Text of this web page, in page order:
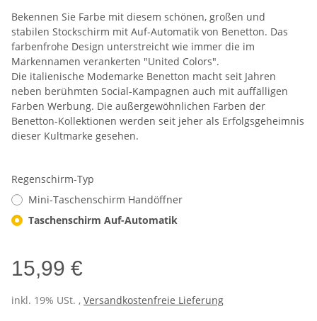
Bekennen Sie Farbe mit diesem schönen, großen und
stabilen Stockschirm mit Auf-Automatik von Benetton. Das
farbenfrohe Design unterstreicht wie immer die im
Markennamen verankerten "United Colors".
Die italienische Modemarke Benetton macht seit Jahren
neben berühmten Social-Kampagnen auch mit auffälligen
Farben Werbung. Die außergewöhnlichen Farben der
Benetton-Kollektionen werden seit jeher als Erfolgsgeheimnis
dieser Kultmarke gesehen.
Regenschirm-Typ
Mini-Taschenschirm Handöffner
Taschenschirm Auf-Automatik
15,99 €
inkl. 19% USt. , Versandkostenfreie Lieferung